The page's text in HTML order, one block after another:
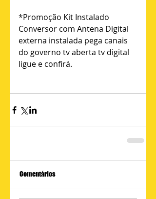
*Promoção Kit Instalado
Conversor com Antena Digital
externa instalada pega canais
do governo tv aberta tv digital
ligue e confirá.
Comentários